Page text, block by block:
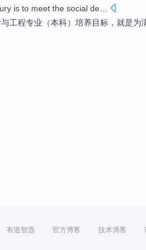
is to meet the social de…
与工程专业 （本科） 培养目标 ， 就是为
有道智选 官方博客 技术博客